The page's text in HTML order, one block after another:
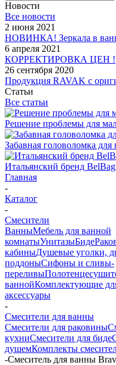
Новости
Все новости
2 июня 2021
НОВИНКА! Зеркала в
6 апреля 2021
КОРРЕКТИРОВКА ЦЕН !
26 сентября 2020
Продукция RAVAK с
Статьи
Все статьи
Решение проблемы для
Забавная головоломка
Итальянский бренд
Главная
-
Каталог
-
Смесители
ВанныМебель для ванной
комнатыУнитазыБиде
кабиныДушевые уголки,
поддоныСифоны и сливы-
переливы
ваннойКомплектующие
аксессуары
-
Смесители для ванны
Смесители для раковины
кухниСмесители для биде
душемКомплекты
-Смеситель для ванны